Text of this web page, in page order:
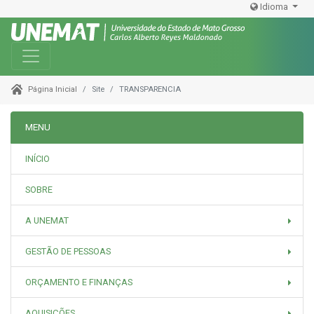
Idioma
Toggle navigation
Página Inicial Site TRANSPARENCIA
MENU
INÍCIO
SOBRE
A UNEMAT
GESTÃO DE PESSOAS
ORÇAMENTO E FINANÇAS